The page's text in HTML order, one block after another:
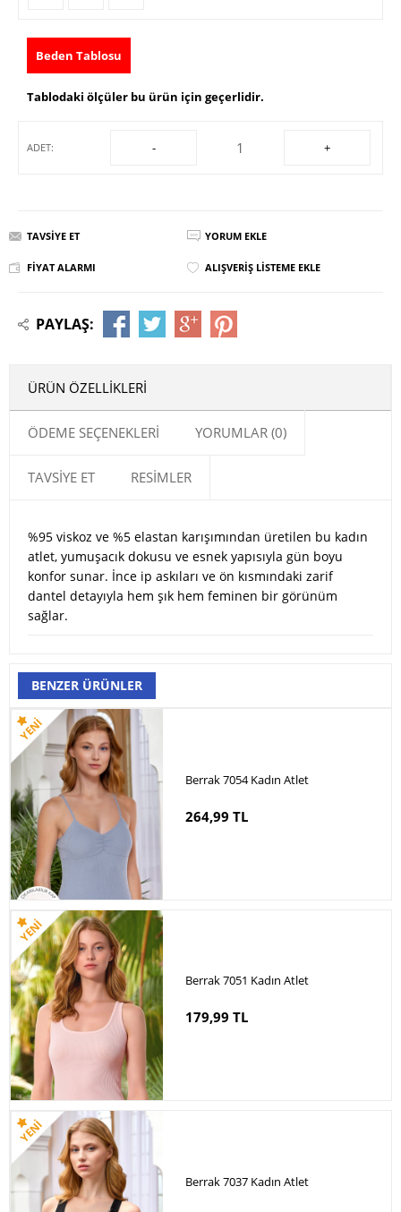
Beden Tablosu
Tablodaki ölçüler bu ürün için geçerlidir.
ADET: - +
TAVSIYE ET YORUM EKLE
FIYAT ALARMI ALIŞVERIŞ LISTEME EKLE
PAYLAŞ:
ÜRÜN ÖZELLIKLERI
ÖDEME SEÇENEKLERI YORUMLAR (0)
TAVSIYE ET RESIMLER
%95 viskoz ve %5 elastan karışımından üretilen bu kadın
atlet, yumuşacık dokusu ve esnek yapısıyla gün boyu
konfor sunar. İnce ip askıları ve ön kısmındaki zarif
dantel detayıyla hem şık hem feminen bir görünüm
sağlar.
BENZER ÜRÜNLER
Berrak 7054 Kadın Atlet
264,99 TL
Berrak 7051 Kadın Atlet
179,99 TL
Berrak 7037 Kadın Atlet